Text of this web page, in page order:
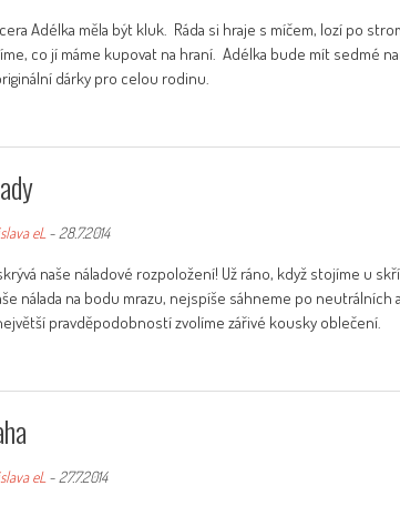
Adélka měla být kluk. Ráda si hraje s míčem, lozí po
co jí máme kupovat na hraní. Adélka bude mít sedmé
dárky pro celou rodinu.
eL - 28.7.2014
naše náladové rozpoložení! Už ráno, když stojíme u
nálada na bodu mrazu, nejspíše sáhneme po
pravděpodobností zvolíme zářivé kousky oblečení.
eL - 27.7.2014